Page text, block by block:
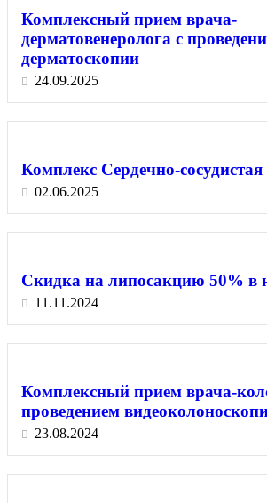
Комплексный прием врача-
дерматовенеролога с
дерматоскопии
24.09.2025
Комплекс Сердечно-сосудистая
02.06.2025
Скидка на липосакцию 50% в
11.11.2024
Комплексный прием врача-
проведением
23.08.2024